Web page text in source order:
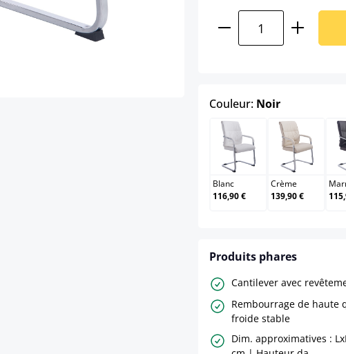
Quantité de
Couleur: Noirselect
Blanc
Blanc
116,90 €
Crème
Crème
139,90 €
Produits phares
Cantilever avec
Rembourrage de haute
froide stable
Dim. approximatives :